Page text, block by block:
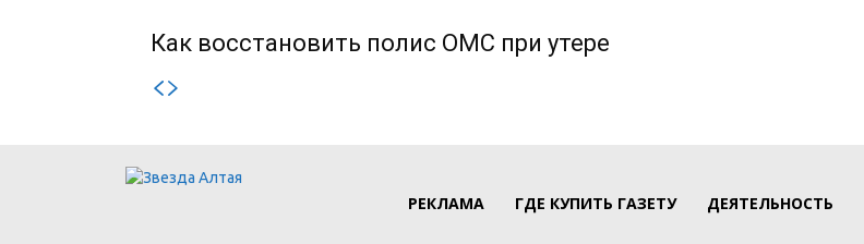
Как восстановить полис ОМС при утере
РЕКЛАМА ГДЕ КУПИТЬ ГАЗЕТУ ДЕЯТЕЛЬНОСТЬ